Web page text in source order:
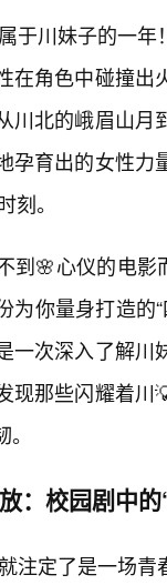
于川妹子的一
在角色中碰撞
川北的峨眉山
孕育出的女性
刻。
到🌸心仪的电影
为你量身打造的
一次深入了解
现那些闪耀着
：校园剧中
注定了是一场